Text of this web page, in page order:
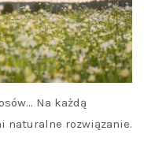
Na każdą
naturalne rozwiązanie.